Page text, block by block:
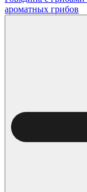
ароматных грибов